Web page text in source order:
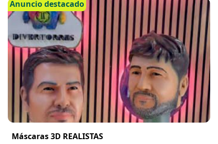
Anuncio destacado
Máscaras 3D REALISTAS